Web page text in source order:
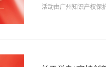
文档，通过智慧劳动，
活动由广州知识产权保
旨在打造一个专业、务